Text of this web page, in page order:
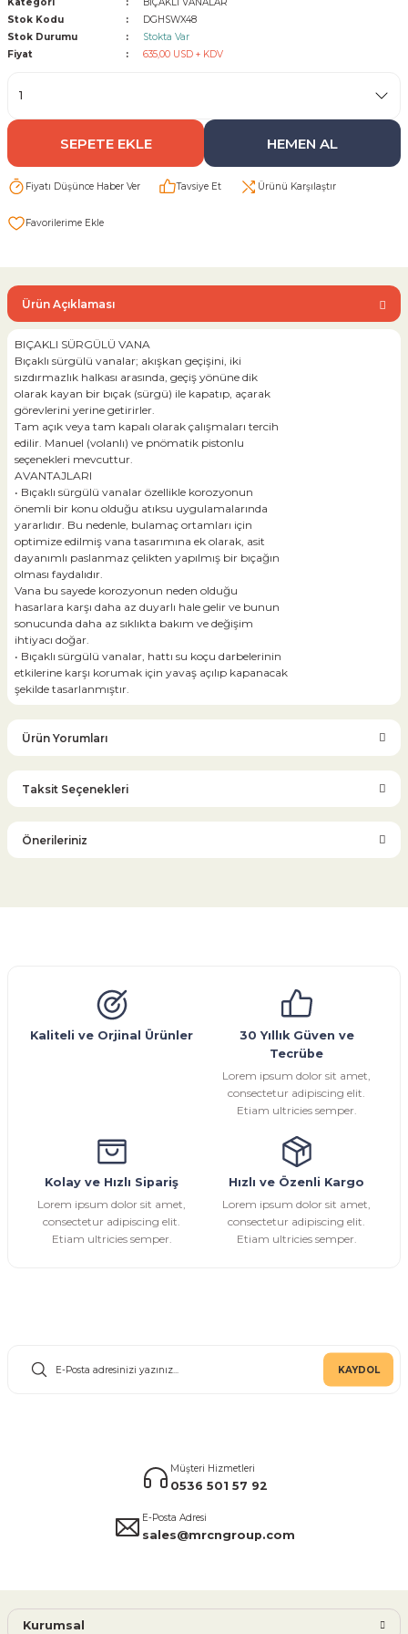
VANA
VANA
Stok Kodu
DGHSWX48
Stok Durumu
Stokta Var
Fiyat
635,00 USD + KDV
SEPETE EKLE HEMEN AL
Fiyatı Düşünce Haber Ver Tavsiye Et Ürünü Karşılaştır
Ürün Açıklaması
BIÇAKLI SÜRGÜLÜ VANA
Bıçaklı sürgülü vanalar; akışkan geçişini, iki
sızdırmazlık halkası arasında, geçiş yönüne dik
olarak kayan bir bıçak (sürgü) ile kapatıp, açarak
görevlerini yerine getirirler.
Tam açık veya tam kapalı olarak çalışmaları tercih
edilir. Manuel (volanlı) ve pnömatik pistonlu
seçenekleri mevcuttur.
AVANTAJLARI
• Bıçaklı sürgülü vanalar özellikle korozyonun
önemli bir konu olduğu atıksu uygulamalarında
yararlıdır. Bu nedenle, bulamaç ortamları için
optimize edilmiş vana tasarımına ek olarak, asit
dayanımlı paslanmaz çelikten yapılmış bir bıçağın
olması faydalıdır.
Vana bu sayede korozyonun neden olduğu
hasarlara karşı daha az duyarlı hale gelir ve bunun
sonucunda daha az sıklıkta bakım ve değişim
ihtiyacı doğar.
• Bıçaklı sürgülü vanalar, hattı su koçu darbelerinin
etkilerine karşı korumak için yavaş açılıp kapanacak
şekilde tasarlanmıştır.
Ürün Yorumları
Bu ürüne ilk yorumu siz yapın!
Taksit Seçenekleri
Önerileriniz
Ürün açıklamasında eksik bilgiler bulunuyor.
Ürün bilgilerinde hatalar bulunuyor.
Bu ürüne benzer farklı alternatifler olmalı.
Gönder
Kaliteli ve Orjinal Ürünler
30 Yıllık Güven ve
Tecrübe
Lorem ipsum dolor sit amet,
consectetur adipiscing elit.
Etiam ultricies semper.
Kolay ve Hızlı Sipariş
Lorem ipsum dolor sit amet,
consectetur adipiscing elit.
Etiam ultricies semper.
Hızlı ve Özenli Kargo
Lorem ipsum dolor sit amet,
consectetur adipiscing elit.
Etiam ultricies semper.
KAYDOL
Müşteri Hizmetleri
0536 501 57 92
E-Posta Adresi
sales@mrcngroup.com
Kurumsal